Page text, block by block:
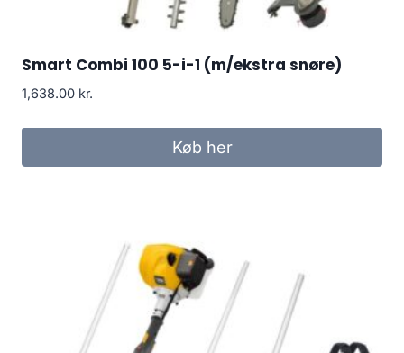
Smart Combi 100 5-i-1 (m/ekstra snøre)
1,638.00 kr.
Køb her